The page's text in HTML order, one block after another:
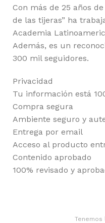
Con más de 25 años
de las tijeras” ha
Academia
Además, es un
300 mil seguidores.
Privacidad
Tu información está
Compra segura
Ambiente seguro y
Entrega por email
Acceso al producto
Contenido aprobado
100% revisado y